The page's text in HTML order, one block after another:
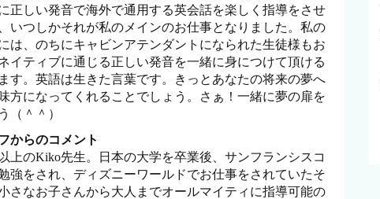
正しい発音で海外で通用する英会話を楽しく指導をさせ
いつしかそれが私のメインのお仕事となりました。私の
は、のちにキャビンアテンダントになられた生徒様もお
イティブに通じる正しい発音を一緒に身につけて頂ける
す。英語は生きた言葉です。きっとあなたの将来の夢へ
方になってくれることでしょう。さぁ！一緒に夢の扉を
（＾＾）
からのコメント
上のKiko先生。日本の大学を卒業後、サンフランシスコ
強をされ、ディズニーワールドでお仕事をされていたそ
さなお子さんから大人までオールマイティに指導可能の